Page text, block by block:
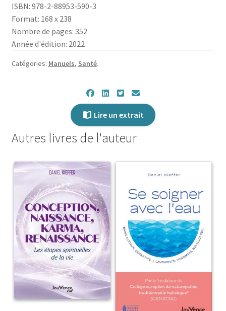
des
maladies
ISBN: 978-2-88953-590-3
Format: 168 x 238
Nombre de pages: 352
Année d'édition: 2022
Catégories: Manuels, Santé.
Lire un extrait
Autres livres de l'auteur